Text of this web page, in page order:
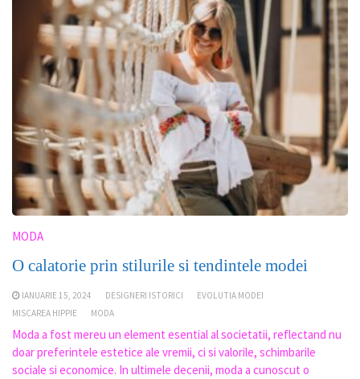
MODA
O calatorie prin stilurile si tendintele modei
IANUARIE 15, 2024 DESIGNERI ISTORICI
EVOLUTIA MODEI
MISCAREA HIPPIE
MODA
Moda a fost mereu un element esential al societatii, reflectand nu
doar preferintele estetice ale vremii, ci si valorile, schimbarile
sociale si economice. In ultimele decenii, moda a cunoscut o